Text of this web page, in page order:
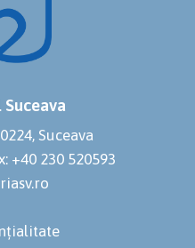
Suceava
+40 230 520593